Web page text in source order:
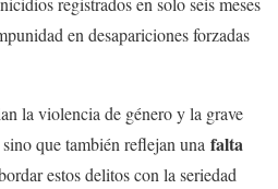
en desapariciones forzadas
la violencia de género y la grave
que también reflejan una falta
estos delitos con la seriedad